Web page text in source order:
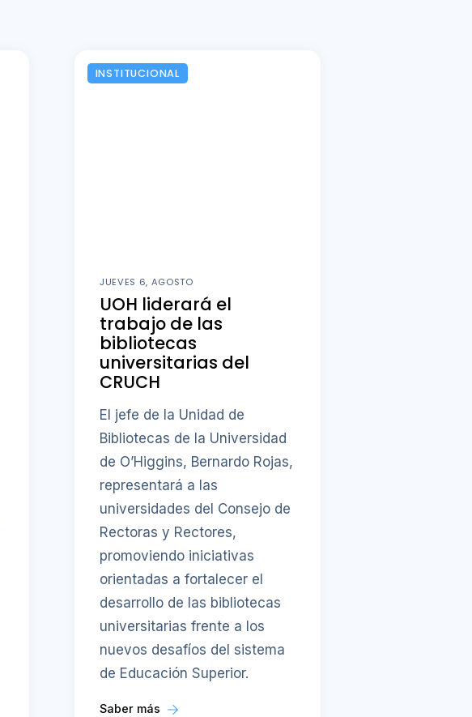
INSTITUCIONAL
JUEVES 6, AGOSTO
UOH liderará el
trabajo de las
bibliotecas
universitarias del
CRUCH
El jefe de la Unidad de
Bibliotecas de la Universidad
de O’Higgins, Bernardo Rojas,
representará a las
universidades del Consejo de
Rectoras y Rectores,
promoviendo iniciativas
orientadas a fortalecer el
desarrollo de las bibliotecas
universitarias frente a los
nuevos desafíos del sistema
de Educación Superior.
Saber más